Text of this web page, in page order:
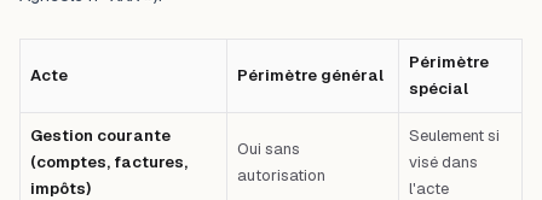
Acte Périmètre général
Périmètre
spécial
Gestion courante
(comptes, factures,
impôts)
Oui sans
autorisation
Seulement si
visé dans
l'acte